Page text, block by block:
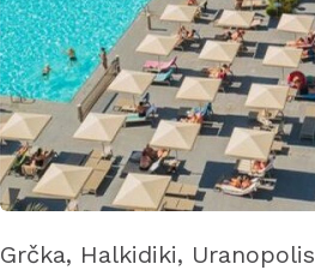
Grčka, Halkidiki, Uranopolis